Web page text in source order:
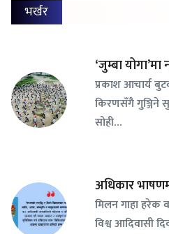
भर्खर
‘जुम्बा
प्रकाश आचार्य
किरणसँगै गुञ्जिने
सोही…
अधिकार
मिलन गाहा हरेक
विश्व आदिवासी